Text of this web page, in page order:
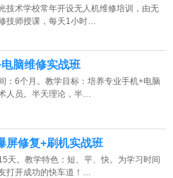
）报名:【手机维修培训班】
）报名:【手机维修培训班】
）报名:【手机维修培训班】
）报名:
技术学校常年开设无人机维修培训，由无
技师授课，每天1小时…
脑维修实战班
：6个月。教学目标：培养专业手机+电脑
人员。半天理论，半…
屏修复+刷机实战班
天。教学特色：短、平、快。为学习时间
打开成功的快车道！…